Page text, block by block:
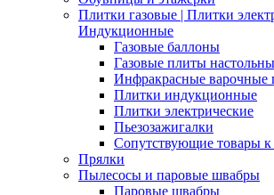
Плитки газовые | Плитки
Индукционные
Газовые баллоны
Газовые плиты
Инфракрасные варочные
Плитки индукционные
Плитки электрические
Пьезозажигалки
Сопутствующие товары
Прялки
Пылесосы и паровые швабры
Паровые швабры